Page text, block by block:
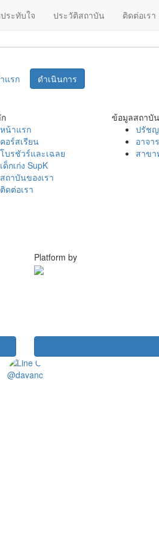
ระทับใจ ประวัติสถาบัน ติดต่อเรา
แรก ดำเนินการ
หน้าแรก
คอร์สเรียน
โบรชัวร์และเฉลย
เด็กเก่ง SupK
สถาบันของเรา
ติดต่อเรา
ข้อมูลสถาบัน
ปรัชญ
อาจา
สาขา
Platform by